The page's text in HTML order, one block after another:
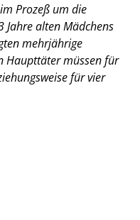
Prozeß um die
Jahre alten Mädchens
mehrjährige
Haupttäter müssen für
für vier